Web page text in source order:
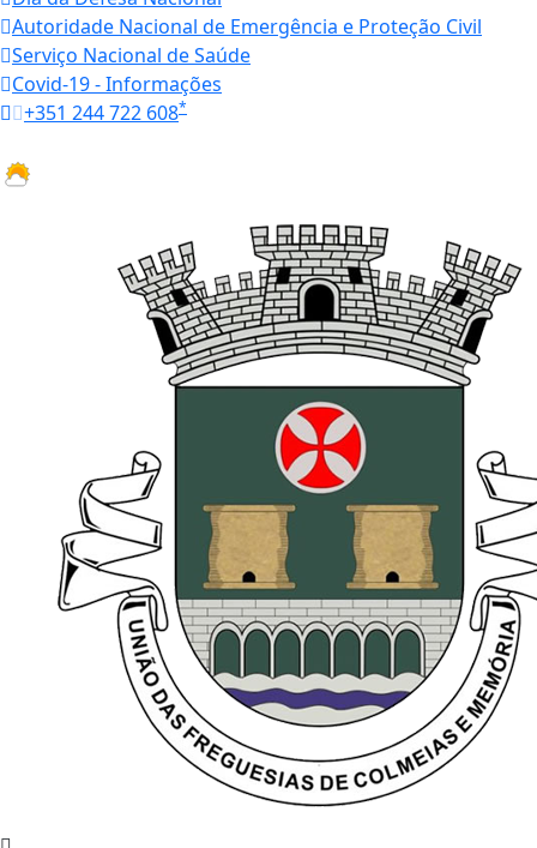
Autoridade Nacional de Emergência e Proteção Civil
Serviço Nacional de Saúde
Covid-19 - Informações
+351 244 722 608*